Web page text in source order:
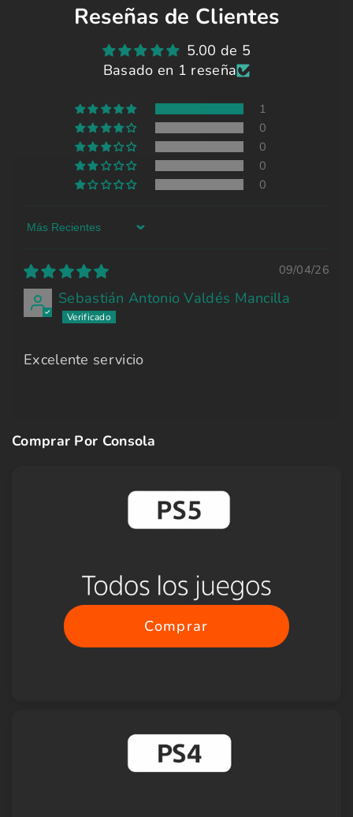
Reseñas de Clientes
5.00 de 5
Basado en 1 reseña
1
0
0
0
0
Sort by
09/04/26
Sebastián Antonio Valdés Mancilla
Excelente servicio
Comprar Por Consola
Comprar